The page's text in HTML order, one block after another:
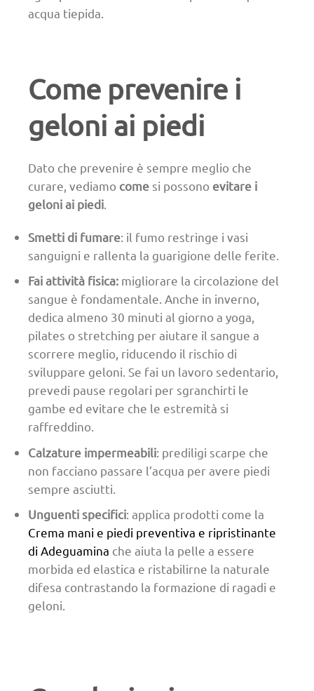
acqua tiepida.
Come prevenire i
geloni ai piedi
Dato che prevenire è sempre meglio che
curare, vediamo come si possono evitare i
geloni ai piedi
Smetti di fumare: il fumo restringe i vasi
sanguigni e rallenta la guarigione delle ferite.
Fai attività fisica: migliorare la circolazione del
sangue è fondamentale. Anche in inverno,
dedica almeno 30 minuti al giorno a yoga,
pilates o stretching per aiutare il sangue a
scorrere meglio, riducendo il rischio di
sviluppare geloni. Se fai un lavoro sedentario,
prevedi pause regolari per sgranchirti le
gambe ed evitare che le estremità si
raffreddino.
Calzature impermeabili: prediligi scarpe che
non facciano passare l’acqua per avere piedi
sempre asciutti.
Unguenti specifici: applica prodotti come la
Crema mani e piedi preventiva e ripristinante
di Adeguamina che aiuta la pelle a essere
morbida ed elastica e ristabilirne la naturale
difesa contrastando la formazione di ragadi e
geloni.